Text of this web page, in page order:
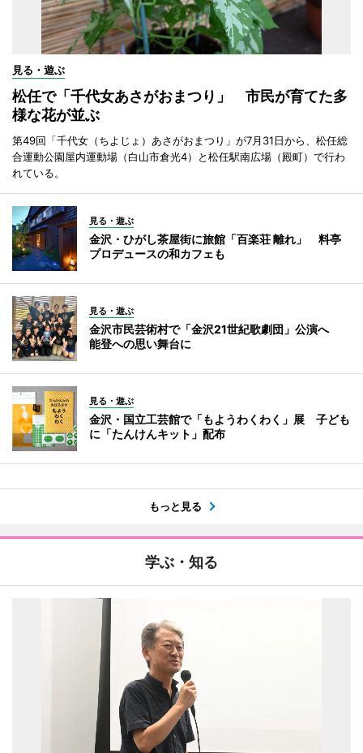
見る・遊ぶ
松任で「千代女あさがおまつり」 市民が育てた多
様な花が並ぶ
第49回「千代女（ちよじょ）あさがおまつり」が7月31日から、松任総
合運動公園屋内運動場（白山市倉光4）と松任駅南広場（殿町）で行わ
れている。
見る・遊ぶ
金沢・ひがし茶屋街に旅館「百楽荘 離れ」 料亭
プロデュースの和カフェも
見る・遊ぶ
金沢市民芸術村で「金沢21世紀歌劇団」公演へ
能登への思い舞台に
見る・遊ぶ
金沢・国立工芸館で「もようわくわく」展 子ども
に「たんけんキット」配布
もっと見る
学ぶ・知る